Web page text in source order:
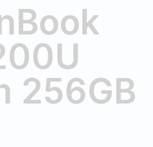
256GB